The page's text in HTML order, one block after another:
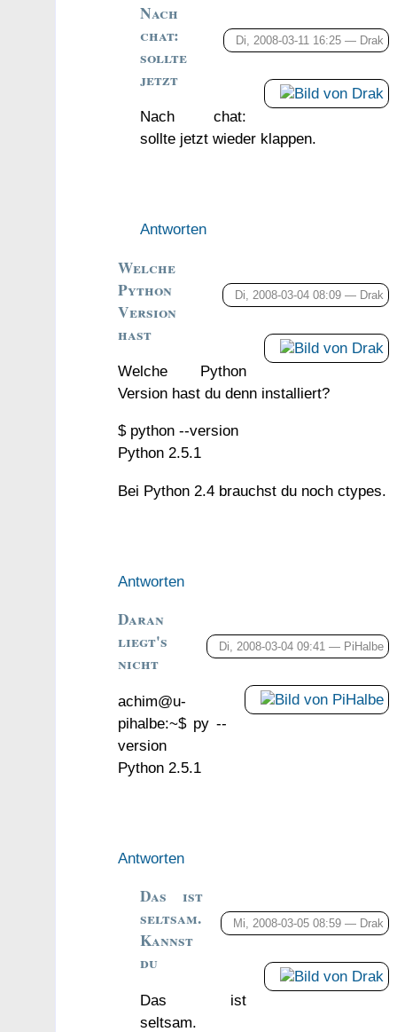
Di, 2008-03-11 16:25 — Drak
Nach
chat:
sollte
jetzt
Nach chat:
sollte jetzt wieder klappen.
Antworten
Di, 2008-03-04 08:09 — Drak
Welche
Python
Version
hast
Welche Python
Version hast du denn installiert?
$ python --version
Python 2.5.1
Bei Python 2.4 brauchst du noch ctypes.
Antworten
Di, 2008-03-04 09:41 — PiHalbe
Daran
liegt's
nicht
achim@u-
pihalbe:~$ py --
version
Python 2.5.1
Antworten
Mi, 2008-03-05 08:59 — Drak
Das ist
seltsam.
Kannst
du
Das ist
seltsam.